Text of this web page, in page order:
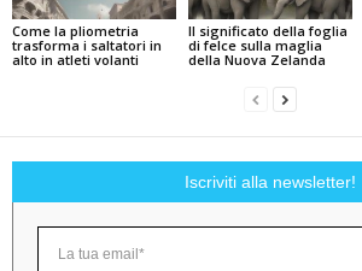
Come la pliometria
trasforma i saltatori in
alto in atleti volanti
Il significato della foglia
di felce sulla maglia
della Nuova Zelanda
Iscriviti alla newsletter!